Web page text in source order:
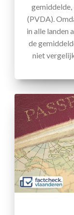
(PVDA).
in alle landen
de
niet